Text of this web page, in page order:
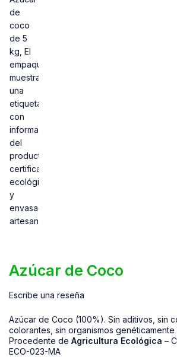
Azúcar de Coco
Escribe una reseña
Azúcar de Coco (100%). Sin aditivos, sin
colorantes, sin organismos
Procedente de Agricultura Ecológica –
ECO-023-MA